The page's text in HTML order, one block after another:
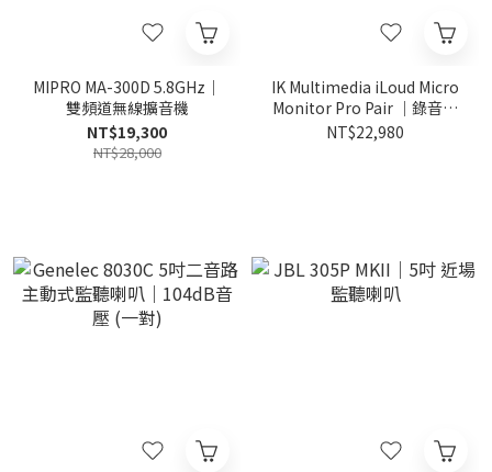
MIPRO MA-300D 5.8GHz｜
雙頻道無線擴音機
NT$19,300
NT$28,000
IK Multimedia iLoud Micro
Monitor Pro Pair ｜錄音室
監聽喇叭
NT$22,980